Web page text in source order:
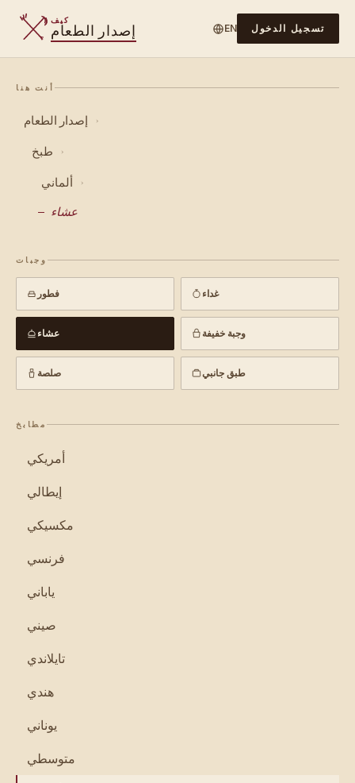
كيف
إصدار الطعام EN تسجيل الدخول
أنت هنا
إصدار الطعام ›
طبخ ›
ألماني ›
عشاء
وجبات
فطور غداء
عشاء وجبة خفيفة
صلصة طبق جانبي
مطابخ
أمريكي
إيطالي
مكسيكي
فرنسي
ياباني
صيني
تايلاندي
هندي
يوناني
متوسطي